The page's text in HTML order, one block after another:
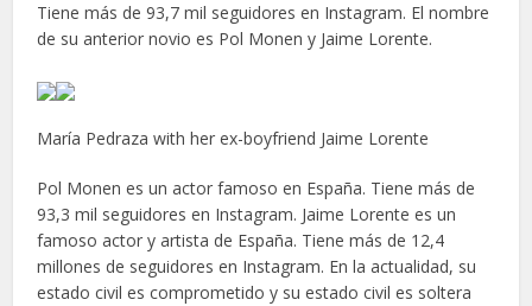
Tiene más de 93,7 mil seguidores en Instagram. El nombre
de su anterior novio es Pol Monen y Jaime Lorente.
María Pedraza with her ex-boyfriend Jaime Lorente
Pol Monen es un actor famoso en España. Tiene más de
93,3 mil seguidores en Instagram. Jaime Lorente es un
famoso actor y artista de España. Tiene más de 12,4
millones de seguidores en Instagram. En la actualidad, su
estado civil es comprometido y su estado civil es soltera